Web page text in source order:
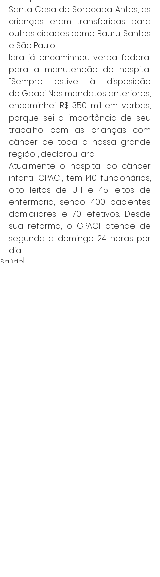
Santa Casa de Sorocaba. Antes, as
crianças eram transferidas para
outras cidades como: Bauru, Santos
e São Paulo.
Iara já encaminhou verba federal
para a manutenção do hospital
"Sempre estive à disposição
do Gpaci. Nos mandatos anteriores,
encaminhei R$ 350 mil em verbas,
porque sei a importância de seu
trabalho com as crianças com
câncer de toda a nossa grande
região", declarou Iara.
Atualmente o hospital do câncer
infantil GPACI, tem 140 funcionários,
oito leitos de UTI e 45 leitos de
enfermaria, sendo 400 pacientes
domiciliares e 70 efetivos. Desde
sua reforma, o GPACI atende de
segunda a domingo 24 horas por
dia.
Saúde